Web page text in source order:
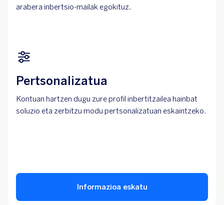
arabera inbertsio-mailak egokituz.
Pertsonalizatua
Kontuan hartzen dugu zure profil inbertitzailea hainbat
soluzio eta zerbitzu modu pertsonalizatuan eskaintzeko.
Informazioa eskatu